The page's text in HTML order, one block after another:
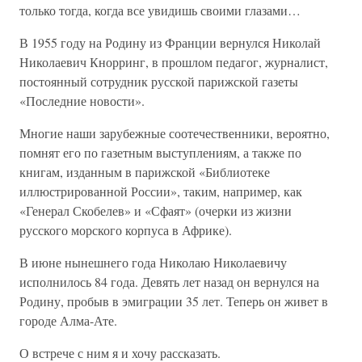
только тогда, когда все увидишь своими глазами…
В 1955 году на Родину из Франции вернулся Николай
Николаевич Кнорринг, в прошлом педагог, журналист,
постоянный сотрудник русской парижской газеты
«Последние новости».
Многие наши зарубежные соотечественники, вероятно,
помнят его по газетным выступлениям, а также по
книгам, изданным в парижской «Библиотеке
иллюстрированной России», таким, например, как
«Генерал Скобелев» и «Сфаят» (очерки из жизни
русского морского корпуса в Африке).
В июне нынешнего года Николаю Николаевичу
исполнилось 84 года. Девять лет назад он вернулся на
Родину, пробыв в эмиграции 35 лет. Теперь он живет в
городе Алма-Ате.
О встрече с ним я и хочу рассказать.